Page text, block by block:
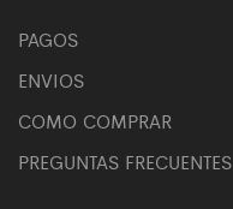
PAGOS
ENVIOS
COMO COMPRAR
PREGUNTAS FRECUENTES